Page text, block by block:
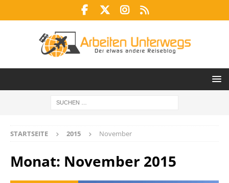
STARTSEITE 2015 November
Monat: November 2015